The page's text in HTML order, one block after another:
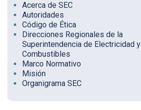
Acerca de SEC
Autoridades
Código de Ética
Direcciones Regionales de la
Superintendencia de Electricidad y
Combustibles
Marco Normativo
Misión
Organigrama SEC